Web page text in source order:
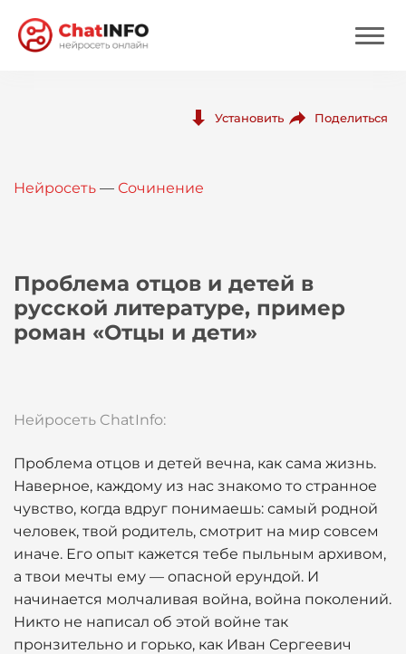
Вход
Установить Поделиться
Нейросеть — Сочинение
Проблема отцов и детей в
русской литературе, пример
роман «Отцы и дети»
Нейросеть ChatInfo:
Проблема отцов и детей вечна, как сама жизнь.
Наверное, каждому из нас знакомо то странное
чувство, когда вдруг понимаешь: самый родной
человек, твой родитель, смотрит на мир совсем
иначе. Его опыт кажется тебе пыльным архивом,
а твои мечты ему — опасной ерундой. И
начинается молчаливая война, война поколений.
Никто не написал об этой войне так
пронзительно и горько, как Иван Сергеевич